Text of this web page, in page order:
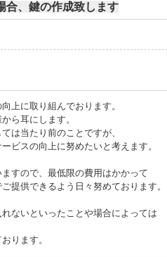
合、鍵の作成致します
上に取り組んでおります。
ら耳にします。
は当たり前のことですが、
ビスの向上に努めたいと考えます。
すので、最低限の費用はかかって
提供できるよう日々努めております。
ないといったことや場合によっては
ります。